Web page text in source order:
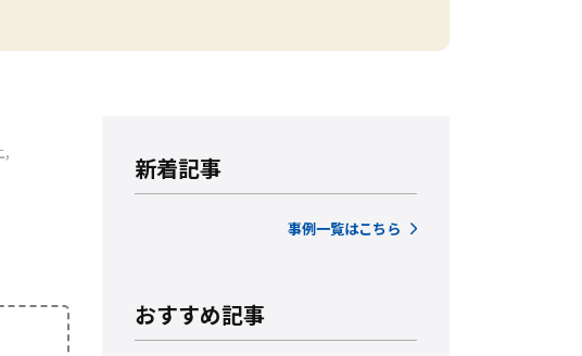
新着記事
事例一覧はこちら
おすすめ記事